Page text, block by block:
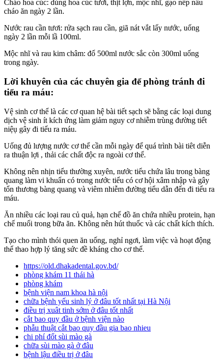
Cháo hoa cúc: dùng hoa cúc tươi, thịt lợn, mộc nhĩ, gạo nếp nấu
cháo ăn ngày 2 lần.
Nước rau cần tươi: rửa sạch rau cần, giã nát vắt lấy nước, uống
ngày 2 lần mỗi lầ 100ml.
Mộc nhĩ và rau kim châm: đổ 500ml nước sắc còn 300ml uống
trong ngày.
Lời khuyên của các chuyên gia để phòng tránh đi
tiểu ra máu:
Vệ sinh cơ thể là các cơ quan hệ bài tiết sạch sẽ bằng các loại dung
dịch vệ sinh ít kích ứng làm giảm nguy cơ nhiễm trùng đường tiết
niệụ gây đi tiểu ra máu.
Uống đủ lượng nước cơ thể cần mỗi ngày để quá trình bài tiêt diễn
ra thuận lợi , thải các chất độc ra ngoài cơ thể.
Không nên nhịn tiểu thường xuyên, nước tiểu chứa lâu trong bàng
quang làm vi khuẩn có trong nước tiểu có cơ hội xâm nhập và gây
tổn thương bàng quang và viêm nhiễm đường tiểu dẫn đến đi tiểu ra
máu.
Ăn nhiều các loại rau củ quả, hạn chế đồ ăn chứa nhiều protein, hạn
chế muối trong bữa ăn. Không nên hút thuốc và các chất kích thích.
Tạo cho mình thói quen ăn uống, nghỉ ngơi, làm việc và hoạt động
thể thao hợp lý tăng sức đề kháng cho cơ thể.
https://old.dhakadental.gov.bd/
phòng khám 11 thái hà
phòng khám
bệnh viện nam khoa hà nội
chữa bệnh yếu sinh lý ở đâu tốt nhất tại Hà Nội
điều trị xuât tinh sớm ở đâu tốt nhất
cắt bao quy đầu ở bệnh viện nào
phẫu thuật cắt bao quy đầu gia bao nhieu
chi phí đốt sùi mào gà
chữa sùi mào gà ở đâu
bệnh lậu điều trị ở đâu